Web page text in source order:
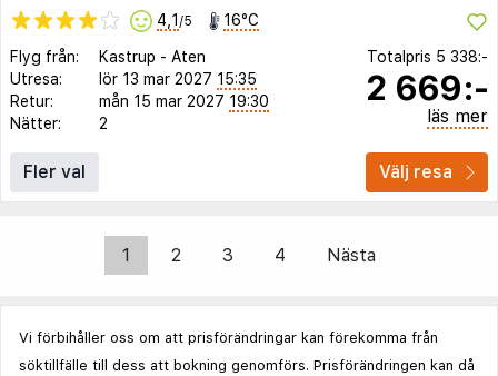
4,1 /5 16°C
Flyg från: Kastrup - Aten
Utresa:
lör 13 mar 2027 15:35
Retur:
mån 15 mar 2027 19:30
Nätter:
2
Totalpris 5 338:-
2 669:-
läs mer
Fler val Välj resa
1 2 3 4 Nästa
Vi förbihåller oss om att prisförändringar kan förekomma från
söktillfälle till dess att bokning genomförs. Prisförändringen kan då